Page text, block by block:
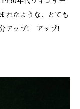
れたような、とても
分アップ! アップ!